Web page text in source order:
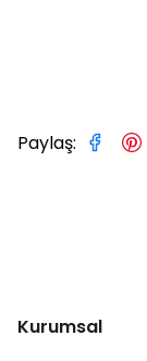
Paylaş:
Kurumsal